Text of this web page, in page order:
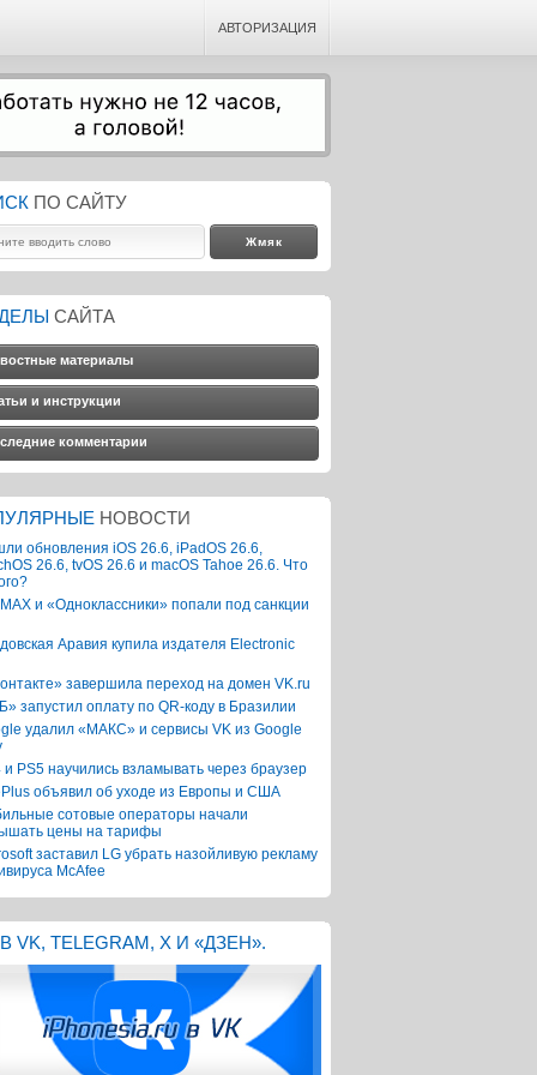
АВТОРИЗАЦИЯ
ПО САЙТУ
САЙТА
материалы
и инструкции
комментарии
НОВОСТИ
обновления iOS 26.6, iPadOS 26.6,
26.6, tvOS 26.6 и macOS Tahoe 26.6. Что
и «Одноклассники» попали под санкции
Аравия купила издателя Electronic
завершила переход на домен VK.ru
запустил оплату по QR-коду в Бразилии
удалил «МАКС» и сервисы VK из Google
и PS5 научились взламывать через браузер
объявил об уходе из Европы и США
сотовые операторы начали
цены на тарифы
заставил LG убрать назойливую рекламу
McAfee
VK, TELEGRAM, X И «ДЗЕН».